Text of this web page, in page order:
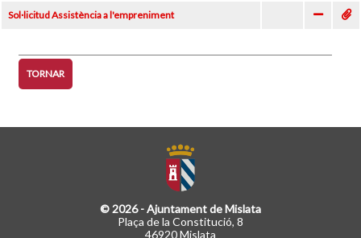
Sol·licitud Assistència a l'empreniment
TORNAR
© 2026 - Ajuntament de Mislata
Plaça de la Constitució, 8
46920 Mislata